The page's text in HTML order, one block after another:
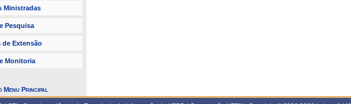
Ministradas
Pesquisa
de Extensão
Monitoria
Menu Principal